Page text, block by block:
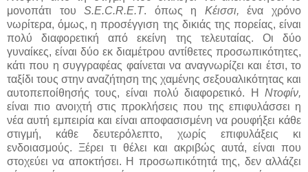
μονοπάτι του S.E.C.R.E.T. όπως η Κέισσι, ένα χρόνο
νωρίτερα, όμως, η προσέγγιση της δικιάς της πορείας, είναι
πολύ διαφορετική από εκείνη της τελευταίας. Οι δύο
γυναίκες, είναι δύο εκ διαμέτρου αντίθετες προσωπικότητες,
κάτι που η συγγραφέας φαίνεται να αναγνωρίζει και έτσι, το
ταξίδι τους στην αναζήτηση της χαμένης σεξουαλικότητας και
αυτοπεποίθησής τους, είναι πολύ διαφορετικό. Η Ντοφίν,
είναι πιο ανοιχτή στις προκλήσεις που της επιφυλάσσει η
νέα αυτή εμπειρία και είναι αποφασισμένη να ρουφήξει κάθε
στιγμή, κάθε δευτερόλεπτο, χωρίς επιφυλάξεις κι
ενδοιασμούς. Ξέρει τι θέλει και ακριβώς αυτά, είναι που
στοχεύει να αποκτήσει. Η προσωπικότητά της, δεν αλλάζει